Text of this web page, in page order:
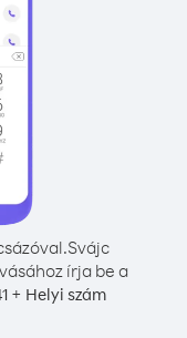
Svájc
írja be a
+ Helyi szám